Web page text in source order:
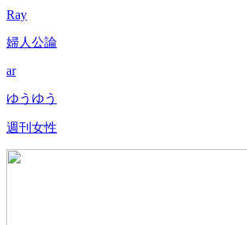
Ray
婦人公論
ar
ゆうゆう
週刊女性